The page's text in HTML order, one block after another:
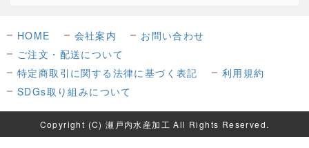
HOME 会社案内
お問い合わせ
ご注文・配送について
特定商取引に関する法律に基づく表記
利用規約
SDGs取り組みについて
Copyright (C) 瀬戸内水産加工 All Rights Reserved.